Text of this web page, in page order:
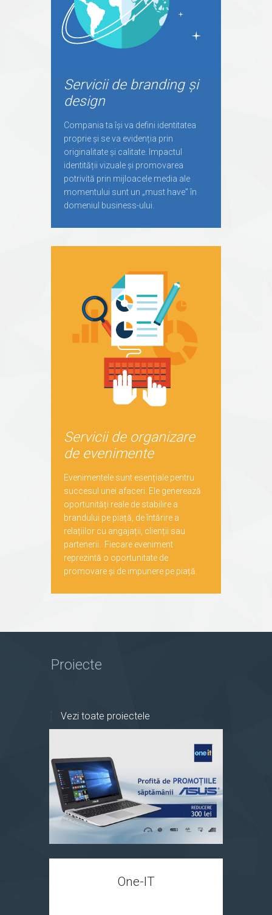
Servicii de branding și
design
Compania ta își va defini identitatea
proprie și se va evidenția prin
originalitate și calitate. Impactul
identității vizuale și promovarea
potrivită prin mijloacele media ale
momentului sunt un „must have” în
domeniul business-ului.
Servicii de organizare
de evenimente
Evenimentele sunt esențiale pentru
succesul unei afaceri. Ele generează
oportunități reale de stabilire a
brandului pe piață, de întărire a
relațiilor cu angajații, clienții sau
partenerii. Fiecare eveniment
reprezintă o oportunitate de
promovare și de impunere pe piață.
Proiecte
Vezi toate proiectele
One-IT